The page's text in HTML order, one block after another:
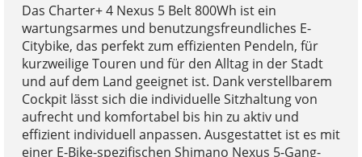
Das Charter+ 4 Nexus 5 Belt 800Wh ist ein
wartungsarmes und benutzungsfreundliches E-
Citybike, das perfekt zum effizienten Pendeln, für
kurzweilige Touren und für den Alltag in der Stadt
und auf dem Land geeignet ist. Dank verstellbarem
Cockpit lässt sich die individuelle Sitzhaltung von
aufrecht und komfortabel bis hin zu aktiv und
effizient individuell anpassen. Ausgestattet ist es mit
einer E-Bike-spezifischen Shimano Nexus 5-Gang-